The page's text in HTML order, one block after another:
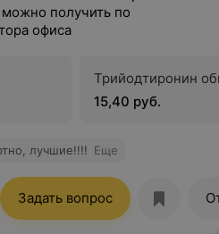
получить по
офиса
Трийодтиронин
15,40 руб.
лучшие!!!! Еще
Задать вопрос